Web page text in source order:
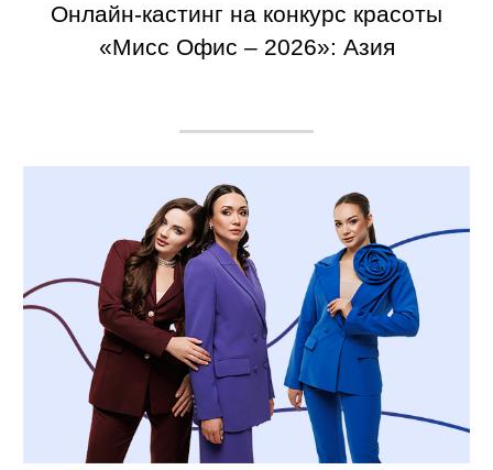
Онлайн-кастинг на конкурс красоты
«Мисс Офис – 2026»: Азия